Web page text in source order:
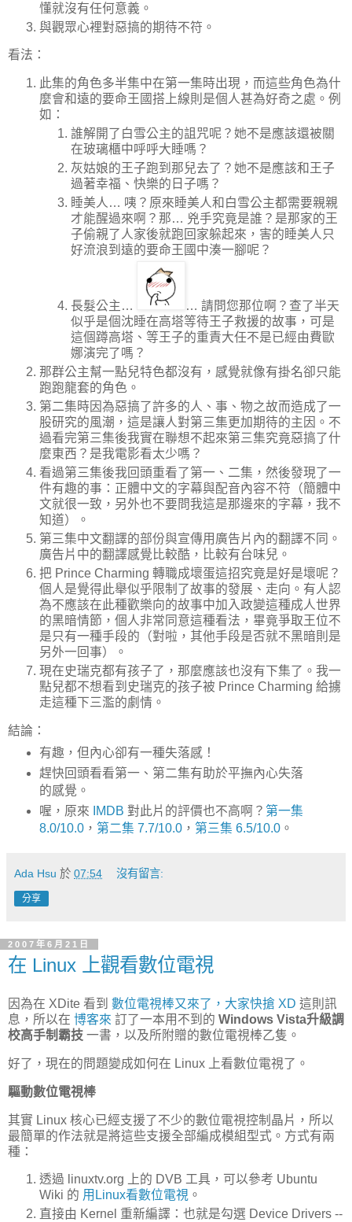
懂就沒有任何意義。
與觀眾心裡對惡搞的期待不符。
看法：
此集的角色多半集中在第一集時出現，而這些角色為什
麼會和遠的要命王國搭上線則是個人甚為好奇之處。例
如：
誰解開了白雪公主的詛咒呢？她不是應該還被關
在玻璃櫃中呼呼大睡嗎？
灰姑娘的王子跑到那兒去了？她不是應該和王子
過著幸福、快樂的日子嗎？
睡美人… 咦？原來睡美人和白雪公主都需要親親
才能醒過來啊？那… 兇手究竟是誰？是那家的王
子偷親了人家後就跑回家躲起來，害的睡美人只
好流浪到遠的要命王國中湊一腳呢？
長髮公主…
… 請問您那位啊？查了半天
似乎是個沈睡在高塔等待王子救援的故事，可是
這個蹲高塔、等王子的重責大任不是已經由費歐
娜演完了嗎？
那群公主幫一點兒特色都沒有，感覺就像有掛名卻只能
跑跑龍套的角色。
第二集時因為惡搞了許多的人、事、物之故而造成了一
股研究的風潮，這是讓人對第三集更加期待的主因。不
過看完第三集後我實在聯想不起來第三集究竟惡搞了什
麼東西？是我電影看太少嗎？
看過第三集後我回頭重看了第一、二集，然後發現了一
件有趣的事：正體中文的字幕與配音內容不符（簡體中
文就很一致，另外也不要問我這是那邊來的字幕，我不
知道）。
第三集中文翻譯的部份與宣傳用廣告片內的翻譯不同。
廣告片中的翻譯感覺比較酷，比較有台味兒。
把 Prince Charming 轉職成壞蛋這招究竟是好是壞呢？
個人是覺得此舉似乎限制了故事的發展、走向。有人認
為不應該在此種歡樂向的故事中加入政變這種成人世界
的黑暗情節，個人非常同意這種看法，畢竟爭取王位不
是只有一種手段的（對啦，其他手段是否就不黑暗則是
另外一回事）。
現在史瑞克都有孩子了，那麼應該也沒有下集了。我一
點兒都不想看到史瑞克的孩子被 Prince Charming 給擄
走這種下三濫的劇情。
結論：
有趣，但內心卻有一種失落感！
趕快回頭看看第一、第二集有助於平撫內心失落
的感覺。
喔，原來
IMDB 對此片的評價也不高啊？ 第一集
8.0/10.0， 第二集 7.7/10.0， 第三集 6.5/10.0。
Ada Hsu 於 07:54 沒有留言:
分享
2007年6月21日
在 Linux 上觀看數位電視
因為在 XDite 看到 數位電視棒又來了，大家快搶 XD 這則訊
息，所以在 博客來 訂了一本用不到的 Windows Vista升級調
校高手制霸技 一書，以及所附贈的數位電視棒乙隻。
好了，現在的問題變成如何在 Linux 上看數位電視了。
驅動數位電視棒
其實 Linux 核心已經支援了不少的數位電視控制晶片，所以
最簡單的作法就是將這些支援全部編成模組型式。方式有兩
種：
透過 linuxtv.org 上的 DVB 工具，可以參考 Ubuntu
Wiki 的 用Linux看數位電視 。
直接由 Kernel 重新編譯：也就是勾選 Device Drivers --